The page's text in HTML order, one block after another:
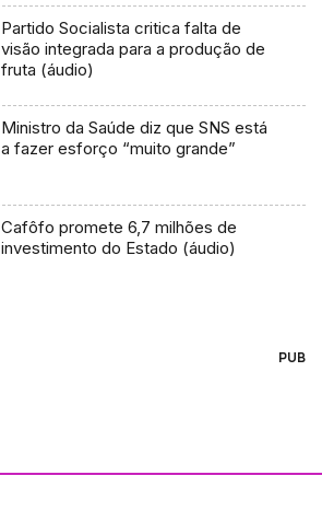
Partido Socialista critica falta de
visão integrada para a produção de
fruta (áudio)
Ministro da Saúde diz que SNS está
a fazer esforço “muito grande”
Cafôfo promete 6,7 milhões de
investimento do Estado (áudio)
PUB